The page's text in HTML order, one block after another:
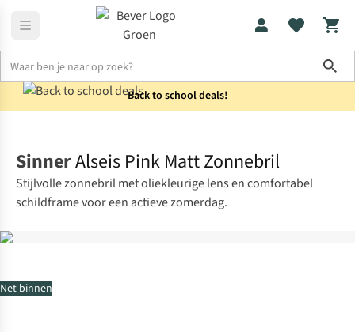
Back to schooldeals!
Net binnen
SinnerAlseis Pink Matt Zonnebril
Stijlvolle zonnebril met oliekleurige lens en comfortabel
schildframe voor een actieve zomerdag.